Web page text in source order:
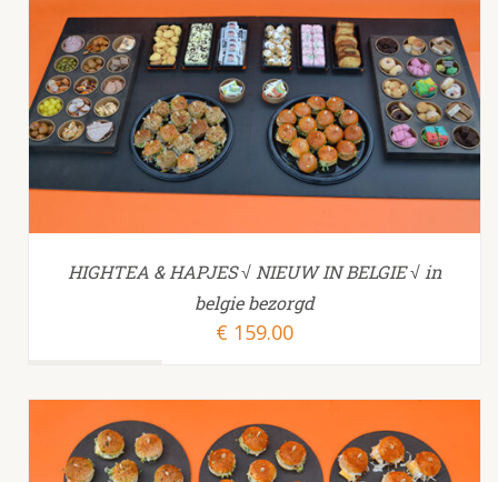
TOEVOEGEN AAN WINKELWAGEN /
HIGHTEA & HAPJES √ NIEUW IN BELGIE √ in
belgie bezorgd
€ 159.00